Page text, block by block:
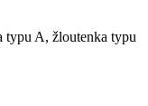
typu A, žloutenka typu